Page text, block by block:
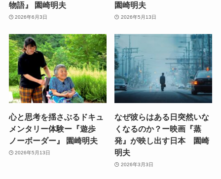
物語』 園崎明夫
2026年6月3日
園崎明夫
2026年5月13日
心と思考を揺さぶるドキュ
メンタリー体験ー『遊歩
ノーボーダー』 園崎明夫
2026年5月13日
なぜ彼らはある日突然いな
くなるのか？ー映画『蒸
発』が映し出す日本 園崎
明夫
2026年3月3日